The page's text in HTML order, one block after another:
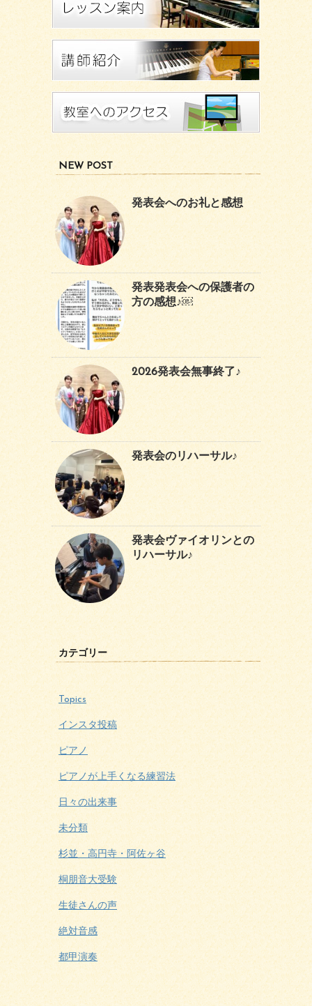
NEW POST
発表会へのお礼と感想
発表発表会への保護者の
方の感想♪￼
2026発表会無事終了♪
発表会のリハーサル♪
発表会ヴァイオリンとの
リハーサル♪
カテゴリー
Topics
インスタ投稿
ピアノ
ピアノが上手くなる練習法
日々の出来事
未分類
杉並・高円寺・阿佐ヶ谷
桐朋音大受験
生徒さんの声
絶対音感
都甲演奏